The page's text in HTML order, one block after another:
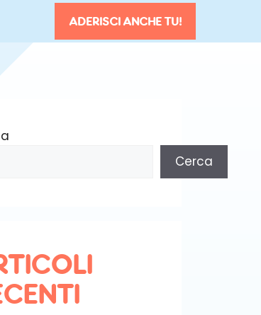
ADERISCI ANCHE TU!
Cerca